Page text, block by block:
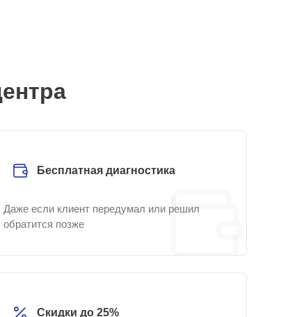
Бесплатная диагностика
Даже если клиент передумал или решил
обратится позже
Скидки до 25%